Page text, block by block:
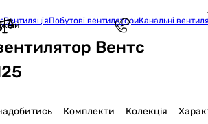
ВентиляціяПобутові вентиляториКанальні
Вентс
Комплекти Колекція